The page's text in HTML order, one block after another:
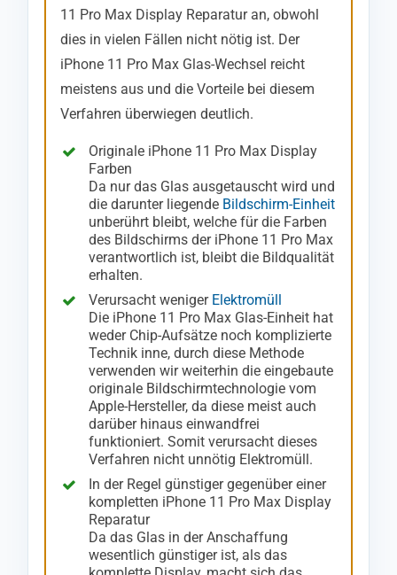
11 Pro Max Display Reparatur an, obwohl
dies in vielen Fällen nicht nötig ist. Der
iPhone 11 Pro Max Glas-Wechsel reicht
meistens aus und die Vorteile bei diesem
Verfahren überwiegen deutlich.
Originale iPhone 11 Pro Max Display
Farben
Da nur das Glas ausgetauscht wird und
die darunter liegende Bildschirm-Einheit
unberührt bleibt, welche für die Farben
des Bildschirms der iPhone 11 Pro Max
verantwortlich ist, bleibt die Bildqualität
erhalten.
Verursacht weniger Elektromüll
Die iPhone 11 Pro Max Glas-Einheit hat
weder Chip-Aufsätze noch komplizierte
Technik inne, durch diese Methode
verwenden wir weiterhin die eingebaute
originale Bildschirmtechnologie vom
Apple-Hersteller, da diese meist auch
darüber hinaus einwandfrei
funktioniert. Somit verursacht dieses
Verfahren nicht unnötig Elektromüll.
In der Regel günstiger gegenüber einer
kompletten iPhone 11 Pro Max Display
Reparatur
Da das Glas in der Anschaffung
wesentlich günstiger ist, als das